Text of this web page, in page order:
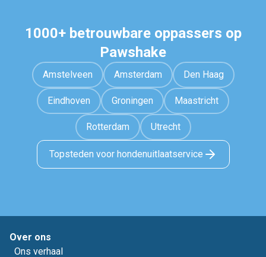
1000+ betrouwbare oppassers op
Pawshake
Amstelveen Amsterdam Den Haag
Eindhoven Groningen Maastricht
Rotterdam Utrecht
Topsteden voor hondenuitlaatservice
Over ons
Ons verhaal